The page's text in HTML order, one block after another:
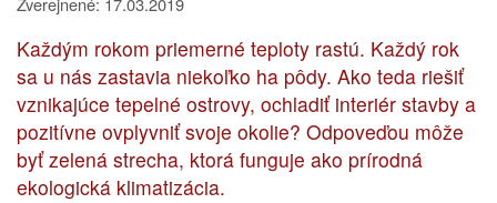
Každým rokom priemerné teploty rastú. Každý rok
sa u nás zastavia niekoľko ha pôdy. Ako teda riešiť
vznikajúce tepelné ostrovy, ochladiť interiér stavby a
pozitívne ovplyvniť svoje okolie? Odpoveďou môže
byť zelená strecha, ktorá funguje ako prírodná
ekologická klimatizácia.